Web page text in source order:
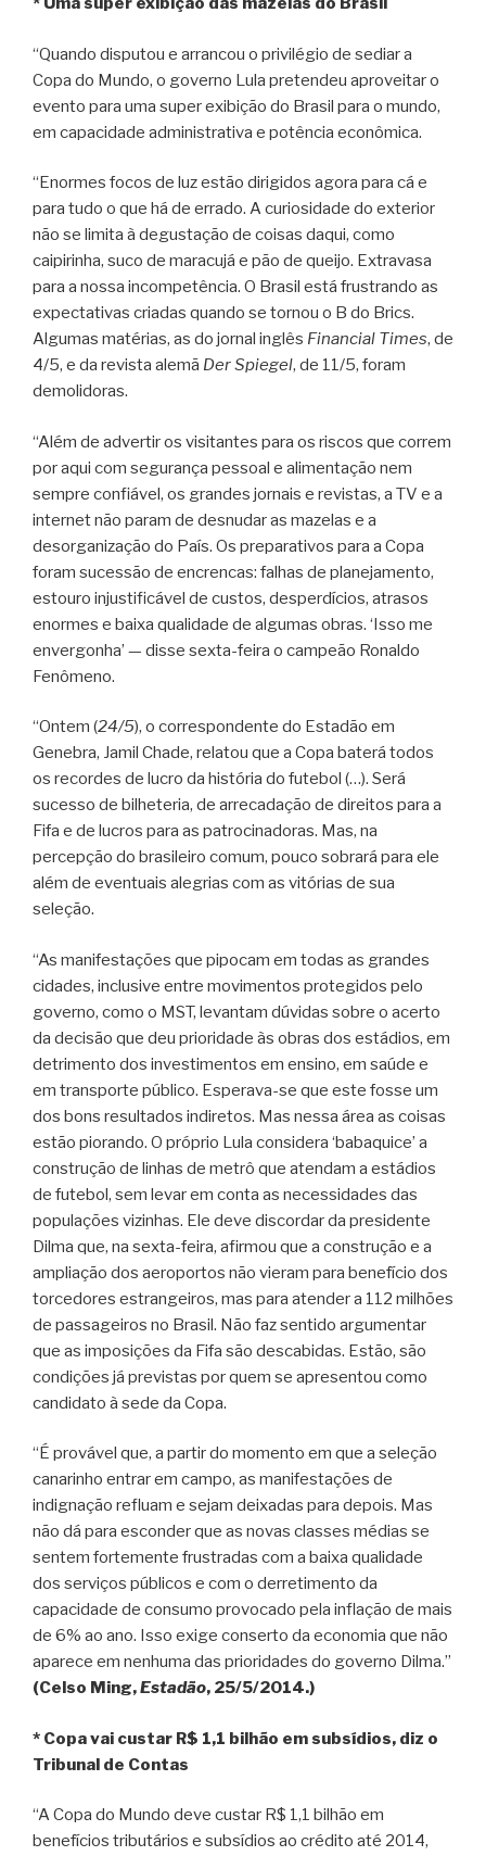
“Quando disputou e arrancou o privilégio de sediar a
Copa do Mundo, o governo Lula pretendeu aproveitar o
evento para uma super exibição do Brasil para o mundo,
em capacidade administrativa e potência econômica.
“Enormes focos de luz estão dirigidos agora para cá e
para tudo o que há de errado. A curiosidade do exterior
não se limita à degustação de coisas daqui, como
caipirinha, suco de maracujá e pão de queijo. Extravasa
para a nossa incompetência. O Brasil está frustrando as
expectativas criadas quando se tornou o B do Brics.
Algumas matérias, as do jornal inglês Financial Times, de
4/5, e da revista alemã Der Spiegel, de 11/5, foram
demolidoras.
“Além de advertir os visitantes para os riscos que correm
por aqui com segurança pessoal e alimentação nem
sempre confiável, os grandes jornais e revistas, a TV e a
internet não param de desnudar as mazelas e a
desorganização do País. Os preparativos para a Copa
foram sucessão de encrencas: falhas de planejamento,
estouro injustificável de custos, desperdícios, atrasos
enormes e baixa qualidade de algumas obras. ‘Isso me
envergonha’ — disse sexta-feira o campeão Ronaldo
Fenômeno.
“Ontem (24/5), o correspondente do Estadão em
Genebra, Jamil Chade, relatou que a Copa baterá todos
os recordes de lucro da história do futebol (…). Será
sucesso de bilheteria, de arrecadação de direitos para a
Fifa e de lucros para as patrocinadoras. Mas, na
percepção do brasileiro comum, pouco sobrará para ele
além de eventuais alegrias com as vitórias de sua
seleção.
“As manifestações que pipocam em todas as grandes
cidades, inclusive entre movimentos protegidos pelo
governo, como o MST, levantam dúvidas sobre o acerto
da decisão que deu prioridade às obras dos estádios, em
detrimento dos investimentos em ensino, em saúde e
em transporte público. Esperava-se que este fosse um
dos bons resultados indiretos. Mas nessa área as coisas
estão piorando. O próprio Lula considera ‘babaquice’ a
construção de linhas de metrô que atendam a estádios
de futebol, sem levar em conta as necessidades das
populações vizinhas. Ele deve discordar da presidente
Dilma que, na sexta-feira, afirmou que a construção e a
ampliação dos aeroportos não vieram para benefício dos
torcedores estrangeiros, mas para atender a 112 milhões
de passageiros no Brasil. Não faz sentido argumentar
que as imposições da Fifa são descabidas. Estão, são
condições já previstas por quem se apresentou como
candidato à sede da Copa.
“É provável que, a partir do momento em que a seleção
canarinho entrar em campo, as manifestações de
indignação refluam e sejam deixadas para depois. Mas
não dá para esconder que as novas classes médias se
sentem fortemente frustradas com a baixa qualidade
dos serviços públicos e com o derretimento da
capacidade de consumo provocado pela inflação de mais
de 6% ao ano. Isso exige conserto da economia que não
aparece em nenhuma das prioridades do governo Dilma.”
(Celso Ming,Estadão, 25/5/2014.)
* Copa vai custar R$ 1,1 bilhão em subsídios, diz o
Tribunal de Contas
“A Copa do Mundo deve custar R$ 1,1 bilhão em
benefícios tributários e subsídios ao crédito até 2014,